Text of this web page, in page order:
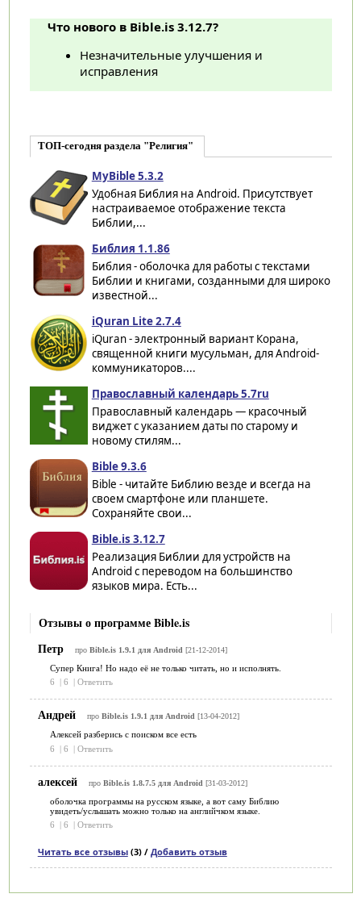
Что нового в Bible.is 3.12.7?
Незначительные улучшения и
исправления
ТОП-сегодня раздела "Религия"
MyBible 5.3.2
Удобная Библия на Android. Присутствует
настраиваемое отображение текста
Библии,...
Библия 1.1.86
Библия - оболочка для работы с текстами
Библии и книгами, созданными для широко
известной...
iQuran Lite 2.7.4
iQuran - электронный вариант Корана,
священной книги мусульман, для Android-
коммуникаторов....
Православный календарь 5.7ru
Православный календарь — красочный
виджет с указанием даты по старому и
новому стилям...
Bible 9.3.6
Bible - читайте Библию везде и всегда на
своем смартфоне или планшете.
Сохраняйте свои...
Bible.is 3.12.7
Реализация Библии для устройств на
Android с переводом на большинство
языков мира. Есть...
Отзывы о программе Bible.is
Петр
про Bible.is 1.9.1 для Android [21-12-2014]
Супер Книга! Но надо её не только читать, но и исполнять.
6
6 Ответить
Андрей про Bible.is 1.9.1 для Android[13-04-2012]
Алексей разберись с поиском все есть
6
| 6 | Ответить
алексей про Bible.is 1.8.7.5 для Android [31-03-2012]
оболочка программы на русском языке, а вот саму Библию
увидеть/услышать можно только на английчком языке.
6
6 Ответить
Читать все отзывы(3) / Добавить отзыв